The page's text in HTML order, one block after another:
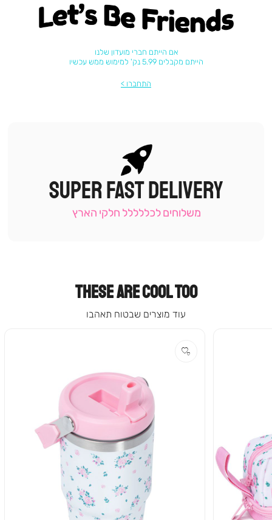
Let's be friends
אם הייתם חברי מועדון שלנו
הייתם מקבלים 5.99 נק' למימוש ממש עכשיו
התחברו
|
תומכי
-
SUPER FAST DELIVERY
משלוחים לכללללל חלקי הארץ
THESE ARE COOL TOO
עוד מוצרים שבטוח תאהבו